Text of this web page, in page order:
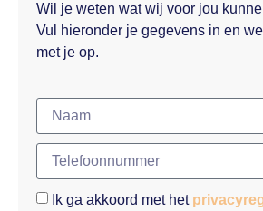
Wil je weten wat wij voor jou
Vul hieronder je gegevens in en
met je op.
Ik ga akkoord met het